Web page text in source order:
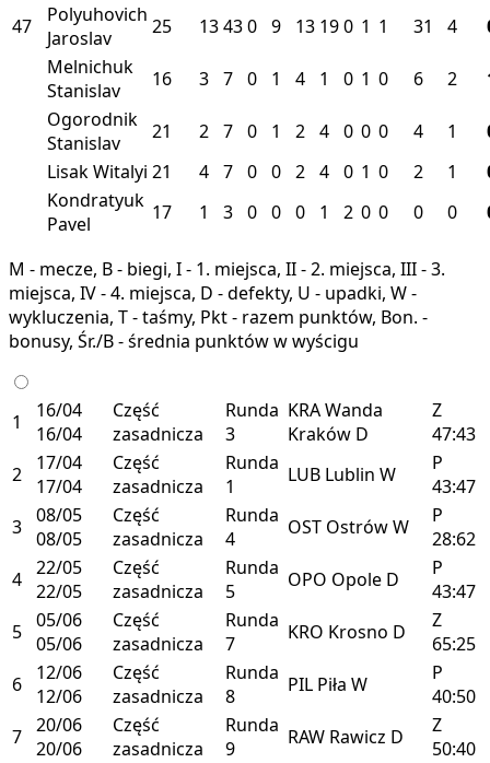
47
Polyuhovich
Jaroslav
25 13430 9 13 190 1 1 31 4
Melnichuk
Stanislav
16 3 7 0 1 4 1 0 1 0 6 2
Ogorodnik
Stanislav
21 2 7 0 1 2 4 0 0 0 4 1
Lisak Witalyi 21 4 7 0 0 2 4 0 1 0 2 1
Kondratyuk
Pavel
17 1 3 0 0 0 1 2 0 0 0 0
M - mecze, B - biegi, I - 1. miejsca, II - 2. miejsca, III - 3.
miejsca, IV - 4. miejsca, D - defekty, U - upadki, W -
wykluczenia, T - taśmy, Pkt - razem punktów, Bon. -
bonusy, Śr./B - średnia punktów w wyścigu
1
16/04
16/04
Część
zasadnicza
Runda
3
KRAWanda
Kraków D
Z
47:43
2
17/04
17/04
Część
zasadnicza
Runda
1
LUB Lublin W
P
43:47
3 08/05
08/05
Część
zasadnicza
Runda
4
OST OstrówW
P
28:62
4 22/05
22/05
Część
zasadnicza
Runda
5
OPO Opole D
P
43:47
5 05/06
05/06
Część
zasadnicza
Runda
7
KRO Krosno D
Z
65:25
6
12/06
12/06
Część
zasadnicza
Runda
8
PIL Piła W
P
40:50
7 20/06
20/06
Część
zasadnicza
Runda
9
RAW Rawicz D
Z
50:40